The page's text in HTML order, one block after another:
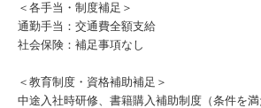
＜各手当・制度補足＞
通勤手当：交通費全額支給
社会保険：補足事項なし
＜教育制度・資格補助補足＞
中途入社時研修、書籍購入補助制度（条件を